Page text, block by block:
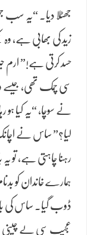
جھٹلا دیا۔ “یہ
زید کی بھابی ہے،
حسد کرتی ہے!” ارم
سی چمک تھی، جیسے
نے سوچا، “یہ کیا
لیا؟” ساس نے اچانک
رہنا چاہتی ہے، تو
ہمارے خاندان کو
ڈوب گیا۔ ساس کی
عجیب سی بے چینی